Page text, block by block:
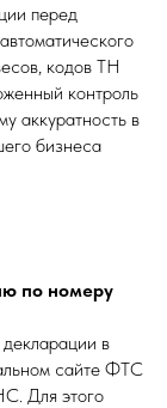
перед
кодов ТН
контроль
аккуратность в
бизнеса
по номеру
в
сайте ФТС
Для этого